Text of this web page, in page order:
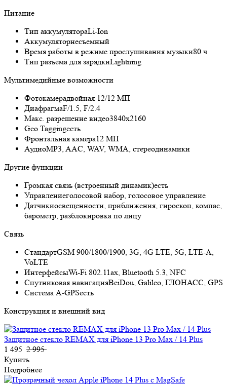
Питание
Тип аккумулятораLi-Ion
Аккумуляторнесъемный
Время работы в режиме прослушивания музыки80 ч
Тип разъема для зарядкиLightning
Мультимедийные возможности
Фотокамерадвойная 12/12 МП
ДиафрагмаF/1.5, F/2.4
Макс. разрешение видео3840x2160
Geo Taggingесть
Фронтальная камера12 МП
АудиоMP3, AAC, WAV, WMA, стереодинамики
Другие функции
Громкая связь (встроенный динамик)есть
Управлениеголосовой набор, голосовое управление
Датчикиосвещенности, приближения, гироскоп, компас,
барометр, разблокировка по лицу
Связь
СтандартGSM 900/1800/1900, 3G, 4G LTE, 5G, LTE-A,
VoLTE
ИнтерфейсыWi-Fi 802.11ax, Bluetooth 5.3, NFC
Спутниковая навигацияBeiDou, Galileo, ГЛОНАСС, GPS
Cистема A-GPSесть
Конструкция и внешний вид
Защитное стекло REMAX для iPhone 13 Pro Max / 14 Plus
1 495 2 995
Купить
Подробнее